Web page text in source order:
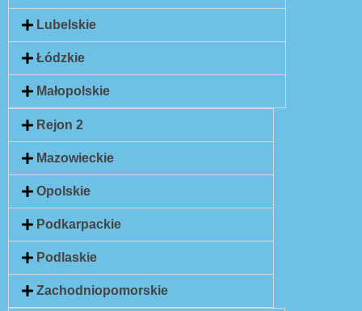
Rejon 2
Mazowieckie
Opolskie
Podkarpackie
Podlaskie
Zachodniopomorskie
Lubelskie
Łódzkie
Małopolskie